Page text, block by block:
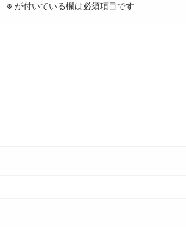
※ が付いている欄は必須項目です